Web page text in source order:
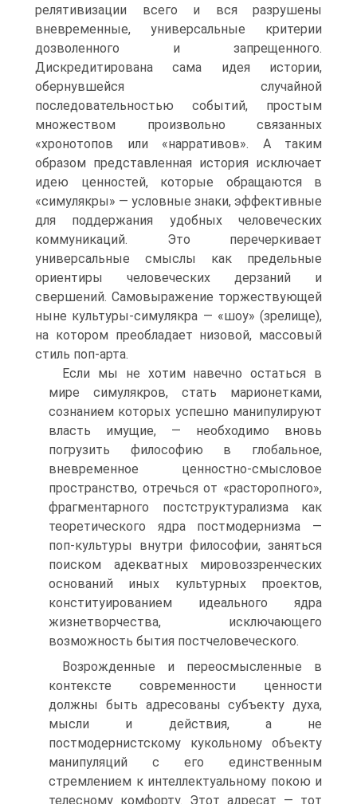
релятивизации всего и вся разрушены
вневременные, универсальные критерии
дозволенного и запрещенного.
Дискредитирована сама идея истории,
обернувшейся случайной
последовательностью событий, простым
множеством произвольно связанных
«хронотопов или «нарративов». А таким
образом представленная история исключает
идею ценностей, которые обращаются в
«симулякры» — условные знаки, эффективные
для поддержания удобных человеческих
коммуникаций. Это перечеркивает
универсальные смыслы как предельные
ориентиры человеческих дерзаний и
свершений. Самовыражение торжествующей
ныне культуры-симулякра — «шоу» (зрелище),
на котором преобладает низовой, массовый
стиль поп-арта.
Если мы не хотим навечно остаться в
мире симулякров, стать марионетками,
сознанием которых успешно манипулируют
власть имущие, — необходимо вновь
погрузить философию в глобальное,
вневременное ценностно-смысловое
пространство, отречься от «расторопного»,
фрагментарного постструктурализма как
теоретического ядра постмодернизма —
поп-культуры внутри философии, заняться
поиском адекватных мировоззренческих
оснований иных культурных проектов,
конституированием идеального ядра
жизнетворчества, исключающего
возможность бытия постчеловеческого.
Возрожденные и переосмысленные в
контексте современности ценности
должны быть адресованы субъекту духа,
мысли и действия, а не
постмодернистскому кукольному объекту
манипуляций с его единственным
стремлением к интеллектуальному покою и
телесному комфорту. Этот адресат — тот